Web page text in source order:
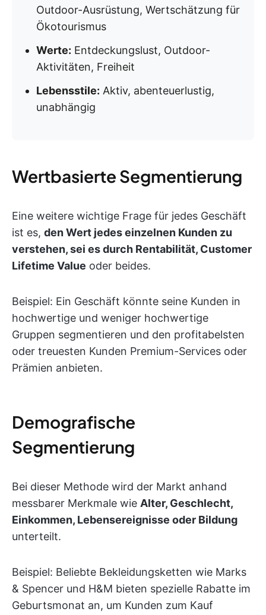
Outdoor-Ausrüstung, Wertschätzung für
Ökotourismus
Werte: Entdeckungslust, Outdoor-
Aktivitäten, Freiheit
Lebensstile: Aktiv, abenteuerlustig,
unabhängig
Wertbasierte Segmentierung
Eine weitere wichtige Frage für jedes Geschäft
ist es, den Wert jedes einzelnen Kunden zu
verstehen, sei es durch Rentabilität, Customer
Lifetime Value oder beides.
Beispiel: Ein Geschäft könnte seine Kunden in
hochwertige und weniger hochwertige
Gruppen segmentieren und den profitabelsten
oder treuesten Kunden Premium-Services oder
Prämien anbieten.
Demografische
Segmentierung
Bei dieser Methode wird der Markt anhand
messbarer Merkmale wie Alter, Geschlecht,
Einkommen, Lebensereignisse oder Bildung
unterteilt.
Beispiel: Beliebte Bekleidungsketten wie Marks
& Spencer und H&M bieten spezielle Rabatte im
Geburtsmonat an, um Kunden zum Kauf